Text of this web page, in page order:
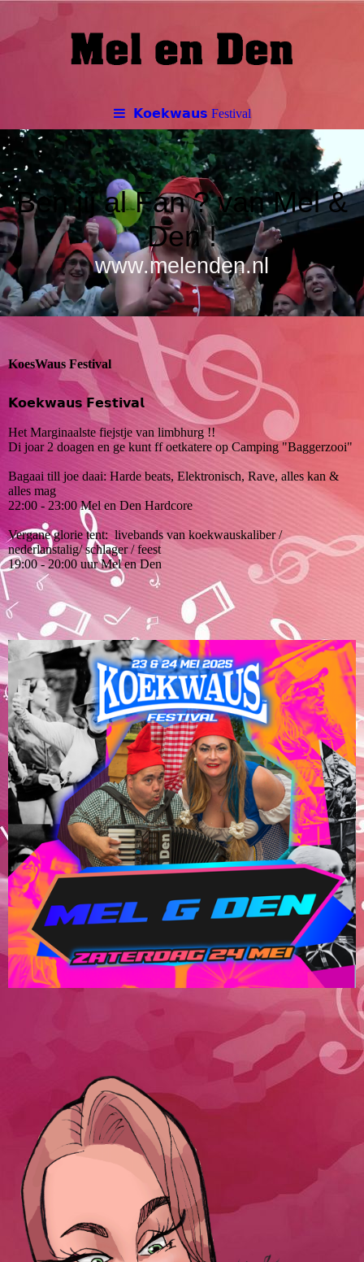
𝗞𝗼𝗲𝗸𝘄𝗮𝘂𝘀 Festival
Ben jij al Fan ? van Mel &
Den !
www.melenden.nl
KoesWaus Festival
𝗞𝗼𝗲𝗸𝘄𝗮𝘂𝘀 𝗙𝗲𝘀𝘁𝗶𝘃𝗮𝗹
Het Marginaalste fiejstje van limbhurg !!
Di joar 2 doagen en ge kunt ff oetkatere op Camping "Baggerzooi"
Bagaai till joe daai: Harde beats, Elektronisch, Rave, alles kan &
alles mag
22:00 - 23:00 Mel en Den Hardcore
Vergane glorie tent: livebands van koekwauskaliber /
nederlanstalig/ schlager / feest
19:00 - 20:00 uur Mel en Den